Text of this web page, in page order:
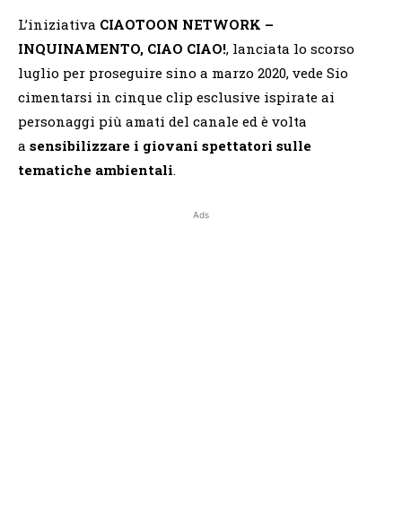
L’iniziativa CIAOTOON NETWORK –
INQUINAMENTO, CIAO CIAO!, lanciata lo scorso
luglio per proseguire sino a marzo 2020, vede Sio
cimentarsi in cinque clip esclusive ispirate ai
personaggi più amati del canale ed è volta
a sensibilizzare i giovani spettatori sulle
tematiche ambientali.
Ads